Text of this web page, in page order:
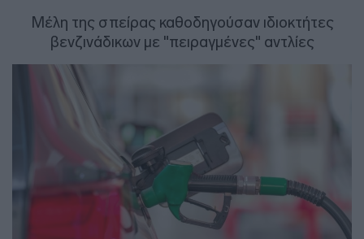
Μέλη της σπείρας καθοδηγούσαν ιδιοκτήτες
βενζινάδικων με "πειραγμένες" αντλίες